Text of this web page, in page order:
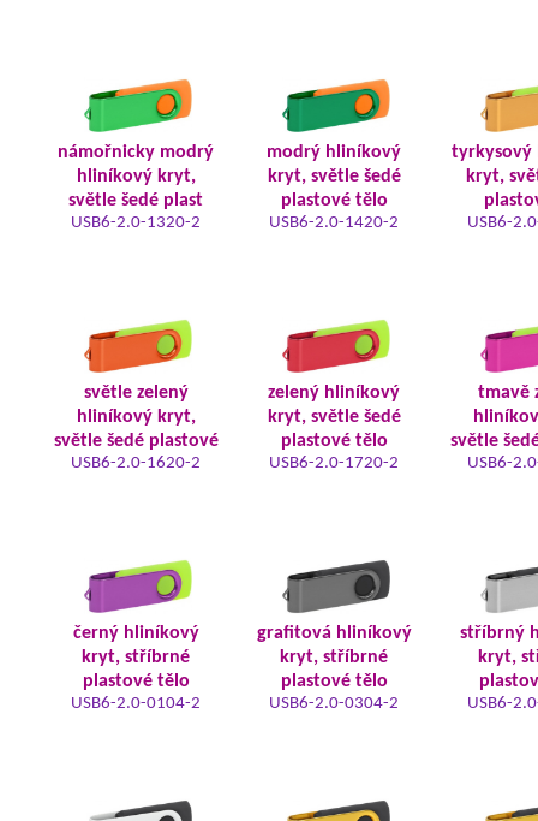
námořnicky modrý
hliníkový kryt,
světle šedé plast
USB6-2.0-1320-2
modrý hliníkový
kryt, světle šedé
plastové tělo
USB6-2.0-1420-2
tyrkysový
kryt,
USB6-
světle zelený
hliníkový kryt,
světle šedé plastové
USB6-2.0-1620-2
zelený hliníkový
kryt, světle šedé
plastové tělo
USB6-2.0-1720-2
tmavě
světle
USB6-
černý hliníkový
kryt, stříbrné
plastové tělo
USB6-2.0-0104-2
grafitová hliníkový
kryt, stříbrné
plastové tělo
USB6-2.0-0304-2
stříbrný
kryt,
USB6-